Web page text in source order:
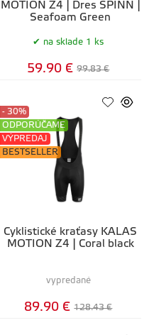
MOTION Z4 | Dres SPINN |
Seafoam Green
na sklade 1 ks
59.90 € 99.83 €
Cyklistické kraťasy KALAS
MOTION Z4 | Coral black
- 30%
ODPORÚČAME
VÝPREDAJ
BESTSELLER
vypredané
89.90 € 128.43 €